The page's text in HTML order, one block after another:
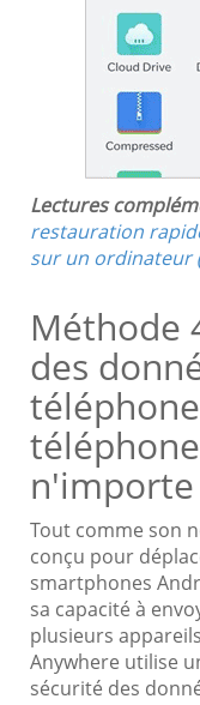
Lectures
restauration
sur un ordinateur
Méthode
des
Tout comme son
conçu pour
smartphones
sa capacité à
plusieurs
Anywhere utilise
sécurité des